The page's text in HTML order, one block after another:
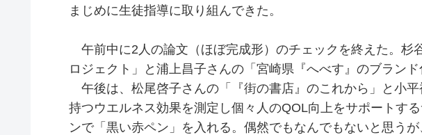
まじめに生徒指導に取り組んできた。
午前中に2人の論文（ほぼ完成形）のチェックを終えた。杉
ロジェクト」と浦上昌子さんの「宮崎県『へべす』のブランド
午後は、松尾啓子さんの「『街の書店』のこれから」と小
持つウエルネス効果を測定し個々人のQOL向上をサポートす
ンで「黒い赤ペン」を入れる。偶然でもなんでもないと思う